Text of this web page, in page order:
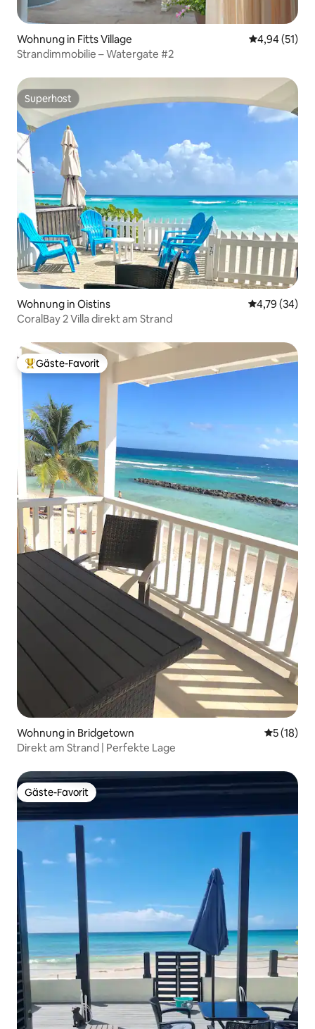
Wohnung in Fitts Village
4,94 (51)
Strandimmobilie – Watergate #2
Superhost
Superhost
Wohnung in Oistins
4,79 (34)
CoralBay 2 Villa direkt am Strand
Beliebter Gäste-Favorit.
Gäste-Favorit
Wohnung in Bridgetown
5 (18)
Direkt am Strand | Perfekte Lage
Gäste-Favorit
Gäste-Favorit